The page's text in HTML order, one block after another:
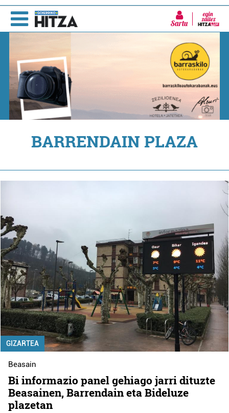
Sartu
BARRENDAIN PLAZA
GIZARTEA
Beasain
Bi informazio panel gehiago jarri dituzte
Beasainen, Barrendain eta Bideluze
plazetan